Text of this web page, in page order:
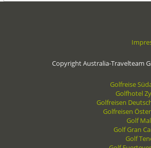
Copyright Australia-Travelteam
Golfreise
Golfhotel
Golfreisen
Golfreisen
Golf
Golf Gran
Golf